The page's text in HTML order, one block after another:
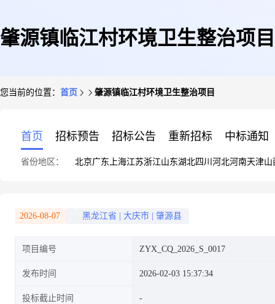
肇源镇临江村环境卫生整治项目
您当前的位置： 首页 肇源镇临江村环境卫生整治项目
首页 招标预告 招标公告 重新招标 中标通知
省份地区： 北京广东 上海江苏浙江山东湖北四川 河北河南天津山
2026-08-07 黑龙江省 大庆市 肇源县
项目编号 ZYX_CQ_2026_S_0017
发布时间 2026-02-03 15:37:34
投标截止时间